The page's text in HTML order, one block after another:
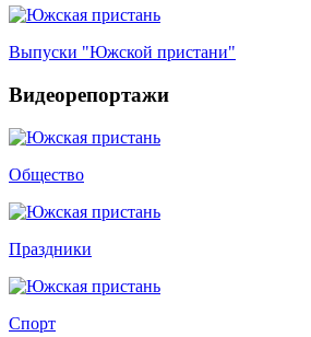
Выпуски "Южской пристани"
Видеорепортажи
Общество
Праздники
Спорт